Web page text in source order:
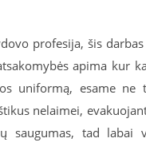
profesija, šis
apima kur
uniformą, esame
nelaimei,
saugumas, tad labai